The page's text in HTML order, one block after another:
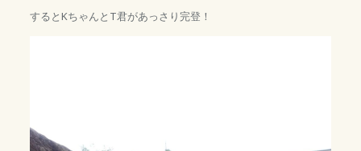
するとKちゃんとT君があっさり完登！